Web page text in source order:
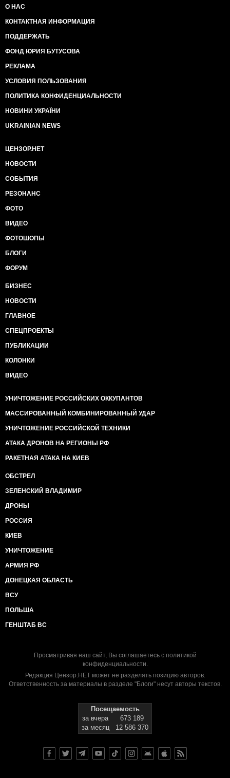
О НАС
КОНТАКТНАЯ ИНФОРМАЦИЯ
ПОДДЕРЖАТЬ
ФОНД ЮРИЯ БУТУСОВА
РЕКЛАМА
УСЛОВИЯ ПОЛЬЗОВАНИЯ
ПОЛИТИКА КОНФИДЕНЦИАЛЬНОСТИ
НОВИНИ УКРАЇНИ
UKRAINIAN NEWS
ЦЕНЗОР.НЕТ
НОВОСТИ
СОБЫТИЯ
РЕЗОНАНС
ФОТО
ВИДЕО
ФОТОШОПЫ
БЛОГИ
ФОРУМ
БИЗНЕС
НОВОСТИ
ГЛАВНОЕ
СПЕЦПРОЕКТЫ
ПУБЛИКАЦИИ
КОЛОНКИ
ВИДЕО
УНИЧТОЖЕНИЕ РОССИЙСКИХ ОККУПАНТОВ
МАССИРОВАННЫЙ КОМБИНИРОВАННЫЙ УДАР
УНИЧТОЖЕНИЕ РОССИЙСКОЙ ТЕХНИКИ
АТАКА ДРОНОВ НА РЕГИОНЫ РФ
РАКЕТНАЯ АТАКА НА КИЕВ
ОБСТРЕЛ
ЗЕЛЕНСКИЙ ВЛАДИМИР
ДРОНЫ
РОССИЯ
КИЕВ
УНИЧТОЖЕНИЕ
АРМИЯ РФ
ДОНЕЦКАЯ ОБЛАСТЬ
ВСУ
ПОЛЬША
ГЕНШТАБ ВС
Просматривая наш сайт, Вы соглашаетесь с политикой
конфиденциальности.
Редакция Цензор.НЕТ может не разделять позицию авторов.
Ответственность за материалы в разделе "Блоги" несут авторы текстов.
Посещаемость
за вчера
673 189
за месяц
12 586 370